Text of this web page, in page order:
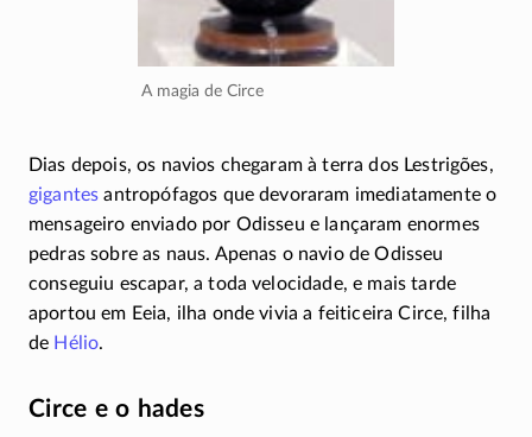
A magia de Circe
Dias depois, os navios chegaram à terra dos Lestrigões,
gigantes antropófagos que devoraram imediatamente o
mensageiro enviado por Odisseu e lançaram enormes
pedras sobre as naus. Apenas o navio de Odisseu
conseguiu escapar, a toda velocidade, e mais tarde
aportou em Eeia, ilha onde vivia a feiticeira Circe, filha
de Hélio.
Circe e o hades